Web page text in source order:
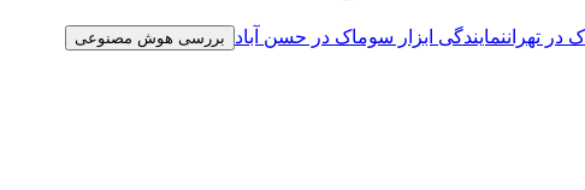
در تهراننمایندگی ابزار سوماک در حسن آباد بررسی هوش مصنوعی